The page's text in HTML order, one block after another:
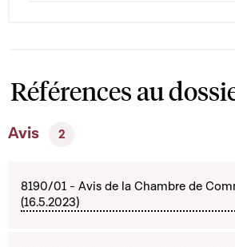
Références au
Avis 2
8190/01 - Avis de la Chambre de
(16.5.2023)